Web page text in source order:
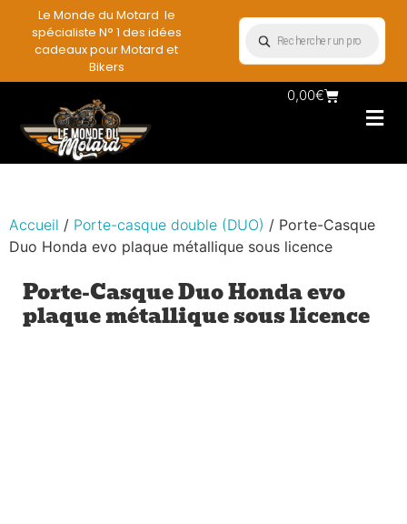
Le Monde du Motard le
spécialiste N° 1 des idées
cadeaux pour Motard et
Bikers
0,00€
Accueil / Porte-casque double (DUO) / Porte-Casque
Duo Honda evo plaque métallique sous licence
Porte-Casque Duo Honda evo
plaque métallique sous licence